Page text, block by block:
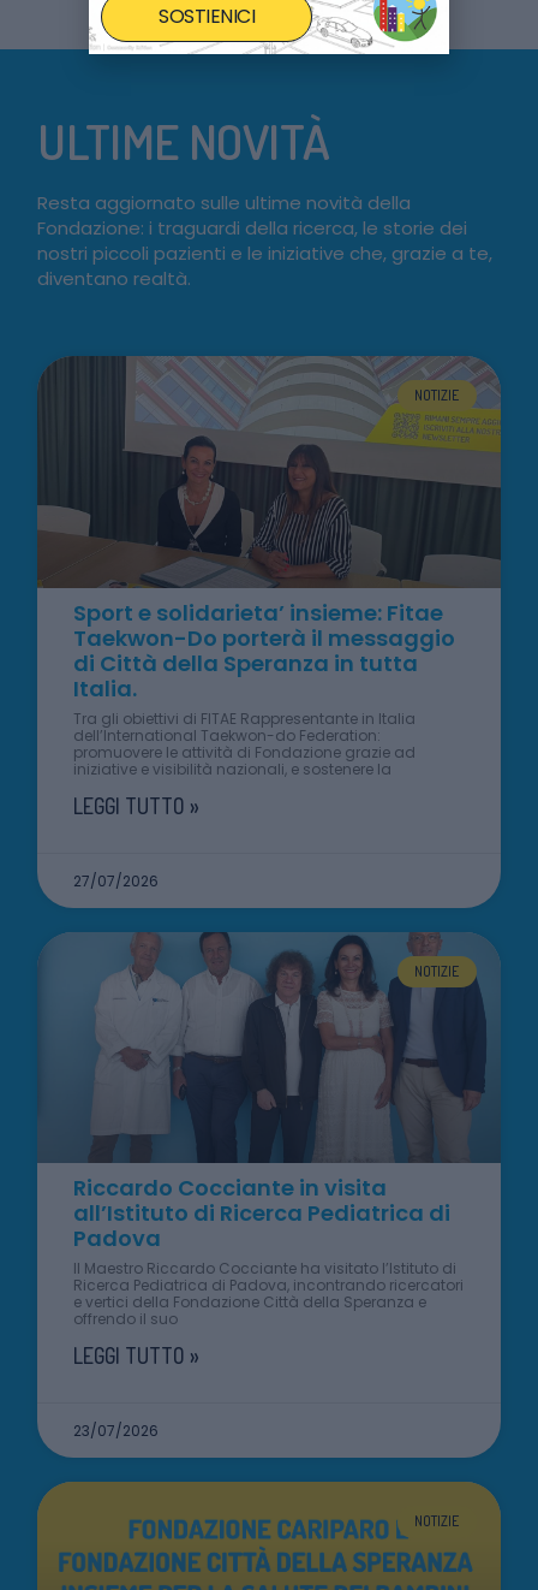
ULTIME NOVITÀ
Resta aggiornato sulle ultime novità della
Fondazione: i traguardi della ricerca, le storie dei
nostri piccoli pazienti e le iniziative che, grazie a te,
diventano realtà.
NOTIZIE
Sport e solidarieta’ insieme: Fitae
Taekwon-Do porterà il messaggio
di Città della Speranza in tutta
Italia.
Tra gli obiettivi di FITAE Rappresentante in Italia
dell’International Taekwon-do Federation:
promuovere le attività di Fondazione grazie ad
iniziative e visibilità nazionali, e sostenere la
LEGGI TUTTO »
27/07/2026
NOTIZIE
Riccardo Cocciante in visita
all’Istituto di Ricerca Pediatrica di
Padova
Il Maestro Riccardo Cocciante ha visitato l’Istituto di
Ricerca Pediatrica di Padova, incontrando ricercatori
e vertici della Fondazione Città della Speranza e
offrendo il suo
LEGGI TUTTO »
23/07/2026
NOTIZIE
SOSTIENICI